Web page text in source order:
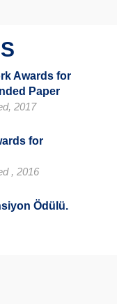
Awards for
Paper
2017
for
, 2016
Ödülü.